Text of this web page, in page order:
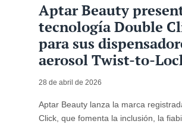
Aptar Beauty
tecnología Double
para sus
aerosol Twist-to-
28 de abril de 2026
Aptar Beauty lanza la marca
Click, que fomenta la inclusión, la